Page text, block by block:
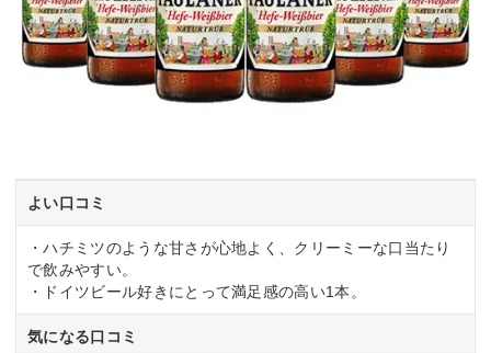
よい口コミ
・ハチミツのような甘さが心地よく、クリーミーな口当たり
で飲みやすい。
・ドイツビール好きにとって満足感の高い1本。
気になる口コミ